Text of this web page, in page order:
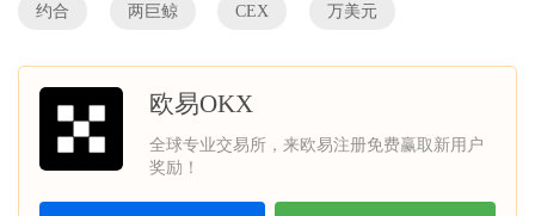
约合 两巨鲸 CEX 万美元
欧易OKX
全球专业交易所，来欧易注册免费赢取新用户
奖励！